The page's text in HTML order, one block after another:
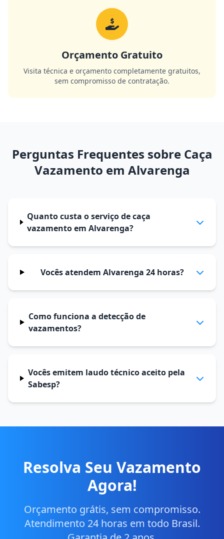
Orçamento Gratuito
Visita técnica e orçamento completamente gratuitos,
sem compromisso de contratação.
Perguntas Frequentes sobre Caça
Vazamento em Alvarenga
Quanto custa o serviço de caça
vazamento em Alvarenga?
Vocês atendem Alvarenga 24 horas?
Como funciona a detecção de
vazamentos?
Vocês emitem laudo técnico aceito pela
Sabesp?
Resolva Seu Vazamento
Agora!
Orçamento grátis, sem compromisso.
Atendimento 24 horas em todo Brasil.